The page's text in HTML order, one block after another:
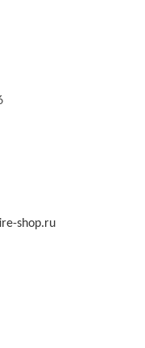
shop.ru